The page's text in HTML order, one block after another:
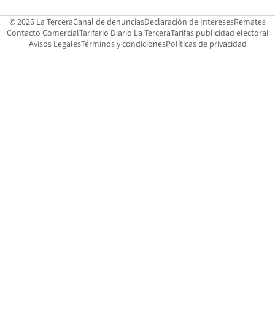
© 2026 La TerceraCanal de denunciasOpens in new window
Declaración de InteresesOpens in
Remates
Contacto ComercialOpens in new window
Tarifario Diario La TerceraOpens in new window
Tarifas publicidad electoral
Avisos LegalesOpens in new window
Términos y condicionesPolíticas de privacidad